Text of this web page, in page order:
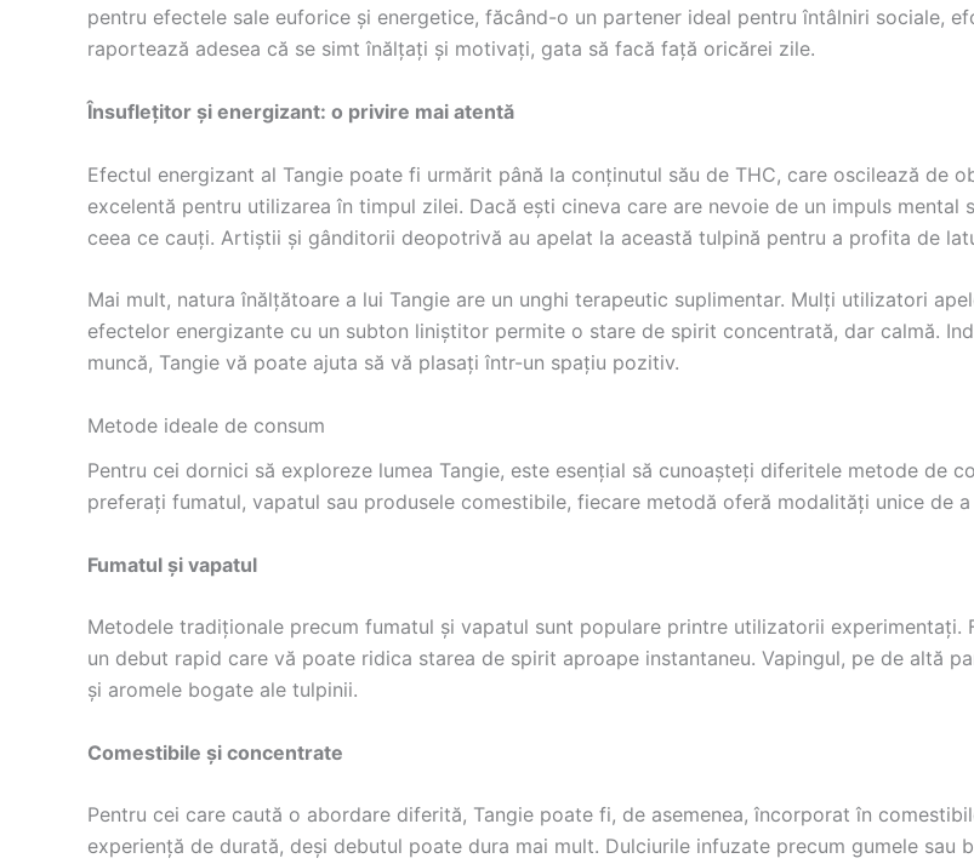
pentru efectele sale euforice și energetice, făcând-o un partener ideal pentru întâlniri sociale,
raportează adesea că se simt înălțați și motivați, gata să facă față oricărei zile.
Însuflețitor și energizant: o privire mai atentă
Efectul energizant al Tangie poate fi urmărit până la conținutul său de THC, care oscilează de
excelentă pentru utilizarea în timpul zilei. Dacă ești cineva care are nevoie de un impuls
ceea ce cauți. Artiștii și gânditorii deopotrivă au apelat la această tulpină pentru a profita de
Mai mult, natura înălțătoare a lui Tangie are un unghi terapeutic suplimentar. Mulți utilizatori
efectelor energizante cu un subton liniștitor permite o stare de spirit concentrată, dar calmă.
muncă, Tangie vă poate ajuta să vă plasați într-un spațiu pozitiv.
Metode ideale de consum
Pentru cei dornici să exploreze lumea Tangie, este esențial să cunoașteți diferitele metode de
preferați fumatul, vapatul sau produsele comestibile, fiecare metodă oferă modalități unice de
Fumatul și vapatul
Metodele tradiționale precum fumatul și vapatul sunt populare printre utilizatorii experimentați.
un debut rapid care vă poate ridica starea de spirit aproape instantaneu. Vapingul, pe de altă
și aromele bogate ale tulpinii.
Comestibile și concentrate
Pentru cei care caută o abordare diferită, Tangie poate fi, de asemenea, încorporat în
experiență de durată, deși debutul poate dura mai mult. Dulciurile infuzate precum gumele